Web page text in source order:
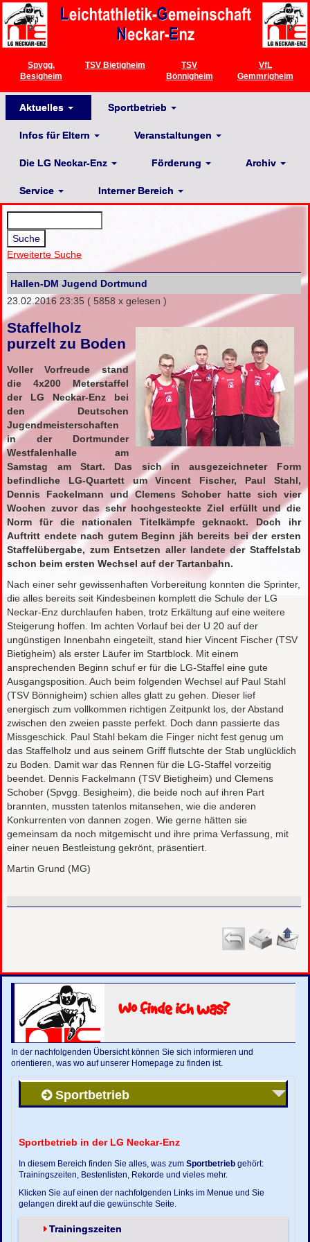
Spvgg.
Besigheim
TSV Bietigheim
TSV
Bönnigheim
VfL
Gemmrigheim
Aktuelles Sportbetrieb
Infos für Eltern Veranstaltungen
Die LG Neckar-Enz Förderung Archiv
Service Interner Bereich
Erweiterte Suche
Hallen-DM Jugend Dortmund
23.02.2016 23:35 ( 5858 x gelesen )
Staffelholz
purzelt zu Boden
Voller Vorfreude stand
die 4x200 Meterstaffel
der LG Neckar-Enz bei
den Deutschen
Jugendmeisterschaften
in der Dortmunder
Westfalenhalle am
Samstag am Start. Das sich in ausgezeichneter Form
befindliche LG-Quartett um Vincent Fischer, Paul Stahl,
Dennis Fackelmann und Clemens Schober hatte sich vier
Wochen zuvor das sehr hochgesteckte Ziel erfüllt und die
Norm für die nationalen Titelkämpfe geknackt. Doch ihr
Auftritt endete nach gutem Beginn jäh bereits bei der ersten
Staffelübergabe, zum Entsetzen aller landete der Staffelstab
schon beim ersten Wechsel auf der Tartanbahn.
Nach einer sehr gewissenhaften Vorbereitung konnten die Sprinter,
die alles bereits seit Kindesbeinen komplett die Schule der LG
Neckar-Enz durchlaufen haben, trotz Erkältung auf eine weitere
Steigerung hoffen. Im achten Vorlauf bei der U 20 auf der
ungünstigen Innenbahn eingeteilt, stand hier Vincent Fischer (TSV
Bietigheim) als erster Läufer im Startblock. Mit einem
ansprechenden Beginn schuf er für die LG-Staffel eine gute
Ausgangsposition. Auch beim folgenden Wechsel auf Paul Stahl
(TSV Bönnigheim) schien alles glatt zu gehen. Dieser lief
energisch zum vollkommen richtigen Zeitpunkt los, der Abstand
zwischen den zweien passte perfekt. Doch dann passierte das
Missgeschick. Paul Stahl bekam die Finger nicht fest genug um
das Staffelholz und aus seinem Griff flutschte der Stab unglücklich
zu Boden. Damit war das Rennen für die LG-Staffel vorzeitig
beendet. Dennis Fackelmann (TSV Bietigheim) und Clemens
Schober (Spvgg. Besigheim), die beide noch auf ihren Part
brannten, mussten tatenlos mitansehen, wie die anderen
Konkurrenten von dannen zogen. Wie gerne hätten sie
gemeinsam da noch mitgemischt und ihre prima Verfassung, mit
einer neuen Bestleistung gekrönt, präsentiert.
Martin Grund (MG)
Wo finde ich was?
In der nachfolgenden Übersicht können Sie sich informieren und
orientieren, was wo auf unserer Homepage zu finden ist.
Sportbetrieb
Sportbetrieb in der LG Neckar-Enz
In diesem Bereich finden Sie alles, was zumSportbetrieb gehört:
Trainingszeiten, Bestenlisten, Rekorde und vieles mehr.
Klicken Sie auf einen der nachfolgenden Links im Menue und Sie
gelangen direkt auf die gewünschte Seite.
Trainingszeiten